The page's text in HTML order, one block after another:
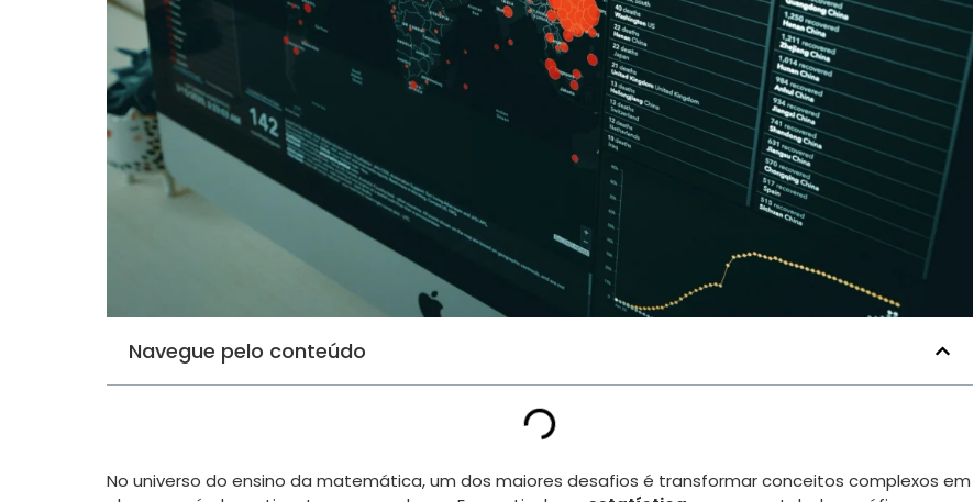
Navegue pelo conteúdo
No universo do ensino da matemática, um dos maiores desafios é transformar conceitos complexos em